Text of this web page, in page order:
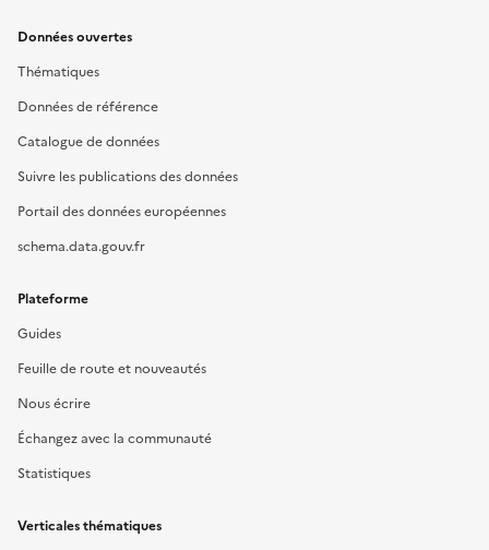
Données ouvertes
Thématiques
Données de référence
Catalogue de données
Suivre les publications des données
Portail des données européennes
schema.data.gouv.fr
Plateforme
Guides
Feuille de route et nouveautés
Nous écrire
Échangez avec la communauté
Statistiques
Verticales thématiques